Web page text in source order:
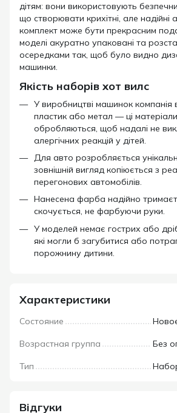
дітям: вони використовують
що створювати крихітні, але надійні
комплект може бути прекрасним
моделі акуратно упаковані та
осередками так, щоб було видно
машинки.
Якість наборів хот вилс
У виробництві машинок компанія
пластик або метал — ці
обробляються, щоб надалі не
алергічних реакцій у дітей.
Для авто розробляється
зовнішній вигляд копіюється з
перегонових автомобілів.
Нанесена фарба надійно
скочується, не фарбуючи руки.
У моделей немає гострих або
які могли б загубитися або
порожнину дитини.
Характеристики
Состояние
Возрастная группа Без
Тип
Відгуки